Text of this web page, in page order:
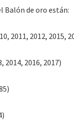
Balón de oro están:
2011, 2012, 2015,
2014, 2016, 2017)